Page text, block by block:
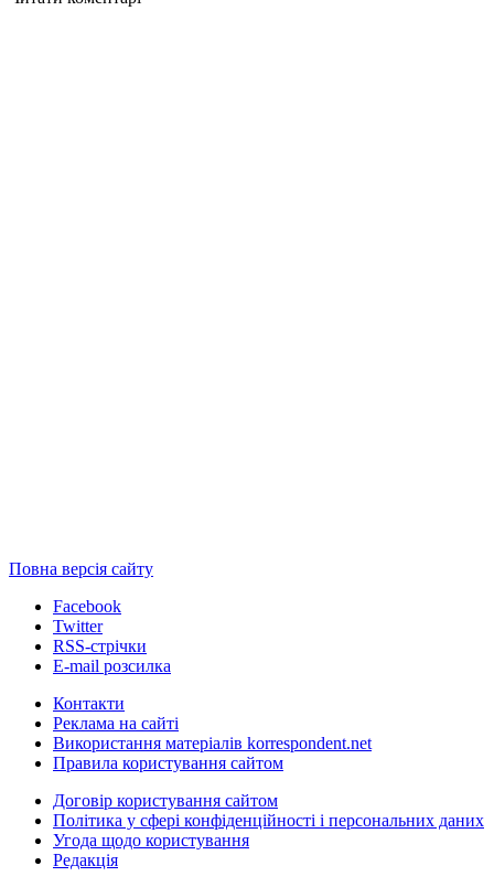
Повна версія сайту
Facebook
Twitter
RSS-стрічки
E-mail розсилка
Контакти
Реклама на сайті
Використання матеріалів korrespondent.net
Правила користування сайтом
Договір користування сайтом
Політика у сфері конфіденційності і персональних даних
Угода щодо користування
Редакція